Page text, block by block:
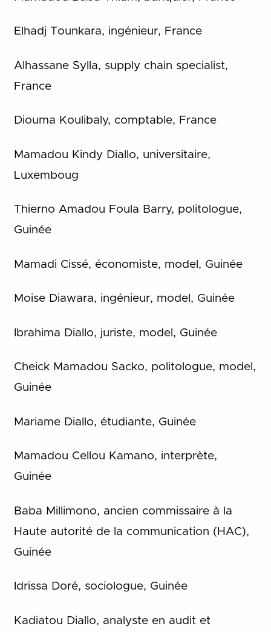
Elhadj Tounkara, ingénieur, France
Alhassane Sylla, supply chain specialist,
France
Diouma Koulibaly, comptable, France
Mamadou Kindy Diallo, universitaire,
Luxemboug
Thierno Amadou Foula Barry, politologue,
Guinée
Mamadi Cissé, économiste, model, Guinée
Moise Diawara, ingénieur, model, Guinée
Ibrahima Diallo, juriste, model, Guinée
Cheick Mamadou Sacko, politologue, model,
Guinée
Mariame Diallo, étudiante, Guinée
Mamadou Cellou Kamano, interprète,
Guinée
Baba Millimono, ancien commissaire à la
Haute autorité de la communication (HAC),
Guinée
Idrissa Doré, sociologue, Guinée
Kadiatou Diallo, analyste en audit et